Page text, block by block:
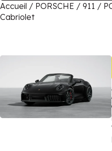
Accueil / PORSCHE / 911 /
Cabriolet